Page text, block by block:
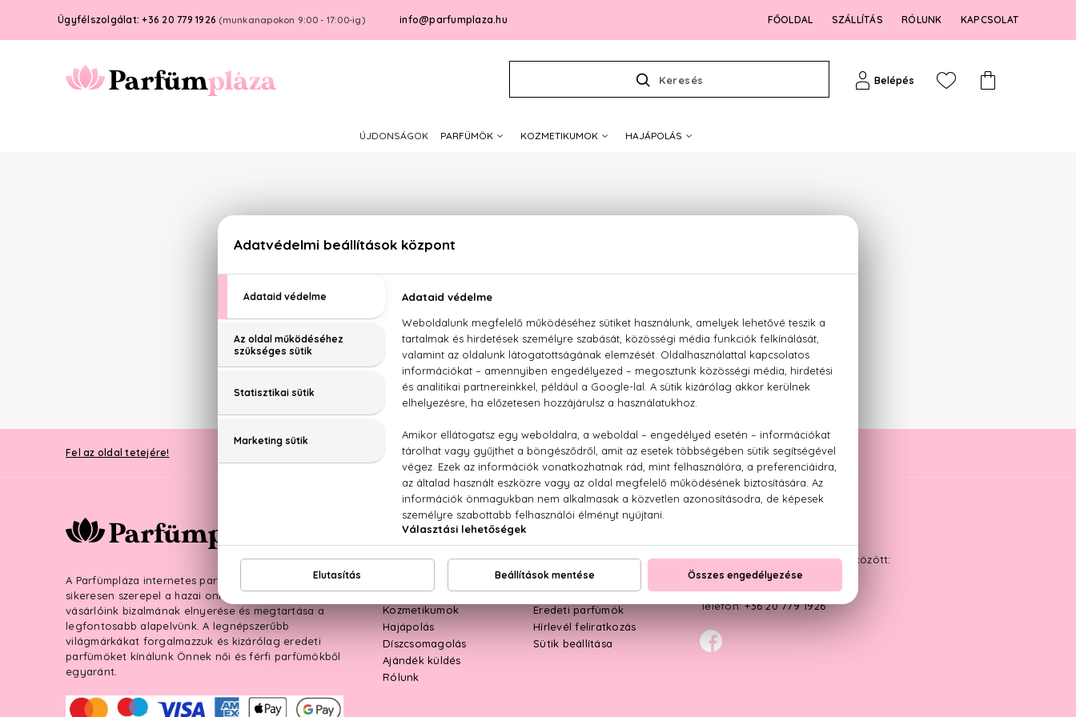
Ügyfélszolgálat: +36 20 779 1926 (munkanapokon 9:00 - 17:00-ig) info@parfumplaza.hu FŐOLDAL SZÁLLÍTÁS RÓLUNK KAPCSOLAT
Keresés Belépés
ÚJDONSÁGOK PARFÜMÖK KOZMETIKUMOK HAJÁPOLÁS
HACKETT LONDON
Sajnos jelenleg a márka egyetlen terméke sem érhető el.
Termékajánlataink megtekintéséhez válasszon az alábbi kategóriák közül:
KOZMETIKUMOK SMINK HAJÁPOLÁS
Fel az oldal tetejére!
A Parfümpláza internetes parfüméria 2007. óta
sikeresen szerepel a hazai online piacon, hiszen
vásárlóink bizalmának elnyerése és megtartása a
legfontosabb alapelvünk. A legnépszerűbb
világmárkákat forgalmazzuk és kizárólag eredeti
parfümöket kínálunk Önnek női és férfi parfümökből
egyaránt.
TOP KATEGÓRIÁK
Női parfümök
Parfüm szettek
Kozmetikumok
Hajápolás
Díszcsomagolás
Ajándék küldés
Rólunk
Kapcsolat
Kiszállítás
Rendelés menete
Eredeti parfümök
Hírlevél feliratkozás
Sütik beállítása
Munkanapokon 9:00 és 17:00 között:
E-mail: info@parfumplaza.hu
Telefon: +36 20 779 1926